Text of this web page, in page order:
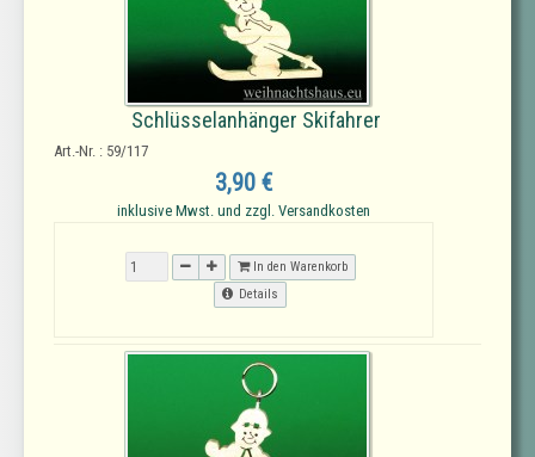
Schlüsselanhänger Skifahrer
Art.-Nr. : 59/117
3,90 €
inklusive Mwst. und zzgl. Versandkosten
In den Warenkorb
Details